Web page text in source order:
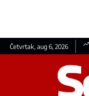
Četvrtak, aug 6, 2026